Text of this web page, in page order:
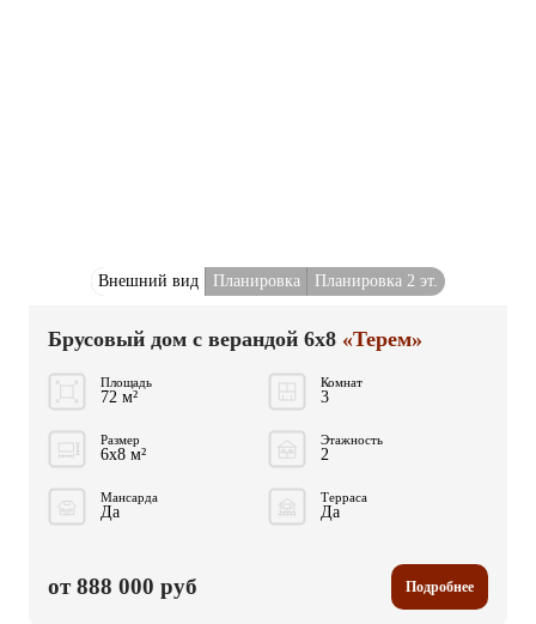
Внешний вид Планировка Планировка 2 эт.
Брусовый дом с верандой 6x8 «Терем»
Площадь
72 м²
Комнат
3
Размер
6x8 м²
Этажность
2
Мансарда
Да
Терраса
Да
от 888 000 руб Подробнее